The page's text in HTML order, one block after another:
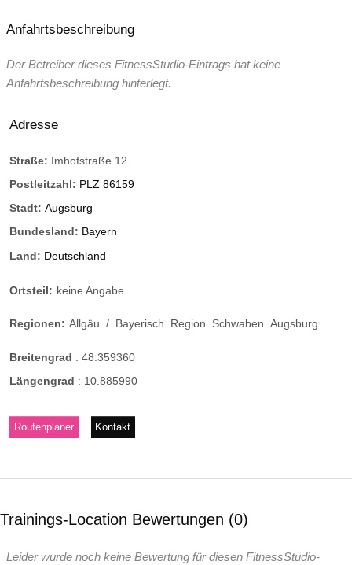
Anfahrtsbeschreibung
Der Betreiber dieses FitnessStudio-Eintrags hat keine
Anfahrtsbeschreibung hinterlegt.
Adresse
Straße: Imhofstraße 12
Postleitzahl: PLZ 86159
Stadt: Augsburg
Bundesland: Bayern
Land: Deutschland
Ortsteil: keine Angabe
Regionen: Allgäu / Bayerisch Region Schwaben Augsburg
Breitengrad : 48.359360
Längengrad : 10.885990
Routenplaner Kontakt
Trainings-Location Bewertungen 0
Leider wurde noch keine Bewertung für diesen FitnessStudio-